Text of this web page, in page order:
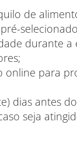
de
durante a
para
dias antes
seja